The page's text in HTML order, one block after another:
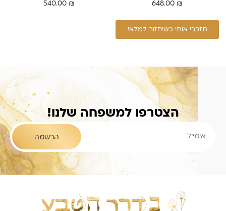
648.00 ₪
תזכרי אותי כשיחזור למלאי
540.00 ₪
הצטרפו למשפחה שלנו!